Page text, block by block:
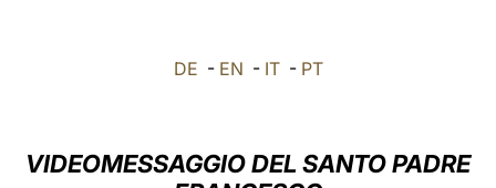
LATINE
DE - EN - IT- PT
VIDEOMESSAGGIO DEL SANTO PADRE